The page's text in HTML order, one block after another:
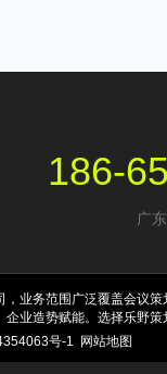
186-
广
业务范围广泛覆盖会议
业造势赋能。选择乐野
号-1 网站地图